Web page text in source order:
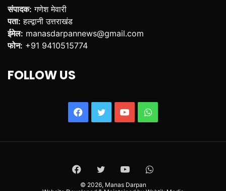
संपादक: गणेश मेवारी
पता: हल्द्वानी उत्तराखंड
ईमेल: manasdarpannews@gmail.com
फोन: +91 9410515774
FOLLOW US
Facebook
TwitterYouTubeWhatsApp
Facebook
TwitterYouTubeWhatsApp
© 2026, Manas Darpan